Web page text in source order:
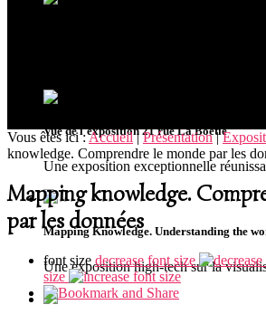
Vue de l'exposition 21 rue La Boétie
Une exposition exceptionnelle
Mapping Knowledge. Understanding the
Une exposition high-tech sur la
Vous êtes ici :Accueil|Présentation|
knowledge. Comprendre le monde par les
Mapping knowledge.
par les données
font size decrease font size
size